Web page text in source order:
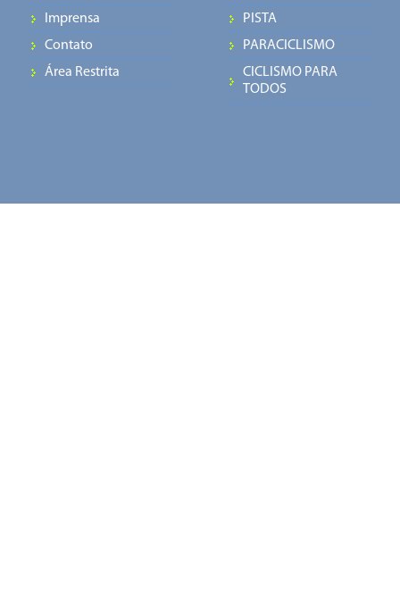
Imprensa
Contato
Área Restrita
PISTA
PARACICLISMO
CICLISMO PARA
TODOS